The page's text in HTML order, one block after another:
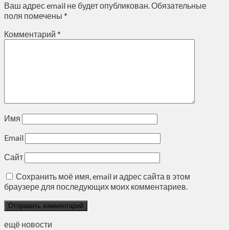
Ваш адрес email не будет опубликован.Обязательные
поля помечены *
Комментарий *
Имя
Email
Сайт
Сохранить моё имя, email и адрес сайта в этом
браузере для последующих моих комментариев.
ещё новости